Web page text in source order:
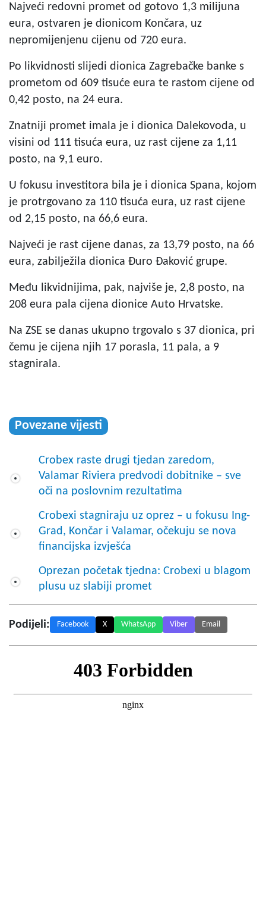
Najveći redovni promet od gotovo 1,3 milijuna
eura, ostvaren je dionicom Končara, uz
nepromijenjenu cijenu od 720 eura.
Po likvidnosti slijedi dionica Zagrebačke banke s
prometom od 609 tisuće eura te rastom cijene od
0,42 posto, na 24 eura.
Znatniji promet imala je i dionica Dalekovoda, u
visini od 111 tisuća eura, uz rast cijene za 1,11
posto, na 9,1 euro.
U fokusu investitora bila je i dionica Spana, kojom
je protrgovano za 110 tisuća eura, uz rast cijene
od 2,15 posto, na 66,6 eura.
Najveći je rast cijene danas, za 13,79 posto, na 66
eura, zabilježila dionica Đuro Đaković grupe.
Među likvidnijima, pak, najviše je, 2,8 posto, na
208 eura pala cijena dionice Auto Hrvatske.
Na ZSE se danas ukupno trgovalo s 37 dionica, pri
čemu je cijena njih 17 porasla, 11 pala, a 9
stagnirala.
Povezane vijesti
Crobex raste drugi tjedan zaredom,
Valamar Riviera predvodi dobitnike – sve
oči na poslovnim rezultatima
Crobexi stagniraju uz oprez – u fokusu Ing-
Grad, Končar i Valamar, očekuju se nova
financijska izvješća
Oprezan početak tjedna: Crobexi u blagom
plusu uz slabiji promet
Podijeli: Facebook X WhatsApp Viber Email